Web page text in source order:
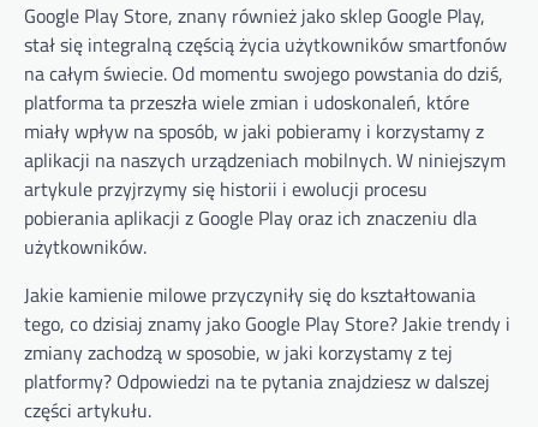
Google Play Store, znany również jako sklep Google Play,
stał się integralną częścią życia użytkowników smartfonów
na całym świecie. Od momentu swojego powstania do dziś,
platforma ta przeszła wiele zmian i udoskonaleń, które
miały wpływ na sposób, w jaki pobieramy i korzystamy z
aplikacji na naszych urządzeniach mobilnych. W niniejszym
artykule przyjrzymy się historii i ewolucji procesu
pobierania aplikacji z Google Play oraz ich znaczeniu dla
użytkowników.
Jakie kamienie milowe przyczyniły się do kształtowania
tego, co dzisiaj znamy jako Google Play Store? Jakie trendy i
zmiany zachodzą w sposobie, w jaki korzystamy z tej
platformy? Odpowiedzi na te pytania znajdziesz w dalszej
części artykułu.